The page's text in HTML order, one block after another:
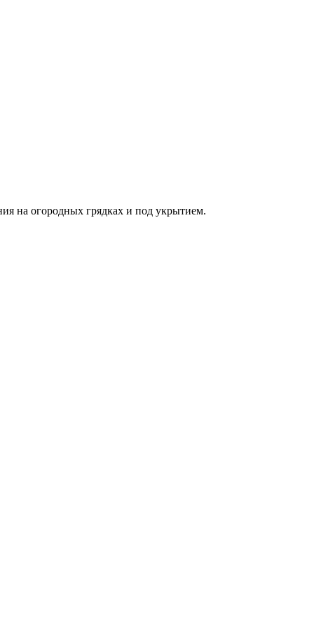
на огородных грядках и под укрытием.